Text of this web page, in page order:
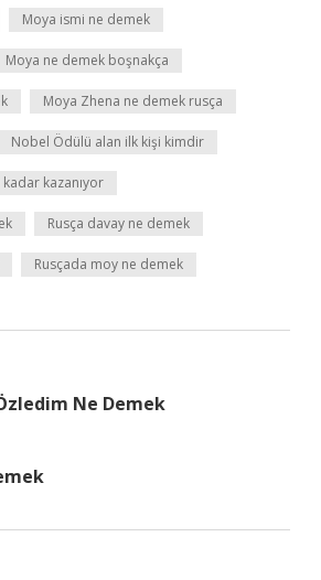
Moya ismi ne demek
Moya ne demek boşnakça
Moya Zhena ne demek rusça
Nobel Ödülü alan ilk kişi kimdir
kazanıyor
Rusça davay ne demek
Rusçada moy ne demek
Ne Demek